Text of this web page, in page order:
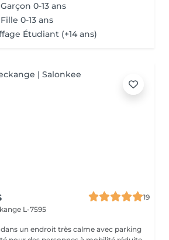
0-13 ans
0-13 ans
Étudiant (+14 ans)
19
L-7595
dans un endroit très calme avec parking